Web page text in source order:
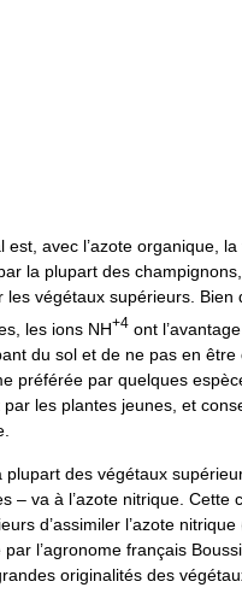
est, avec l’azote organique,
la plupart des
les végétaux supérieurs. Bien
les ions NH+4 ont
du sol et de ne pas en être
préférée par quelques
les plantes jeunes, et
plupart des végétaux
– va à l’azote nitrique. Cette
d’assimiler l’azote nitrique
par l’agronome français
originalités des